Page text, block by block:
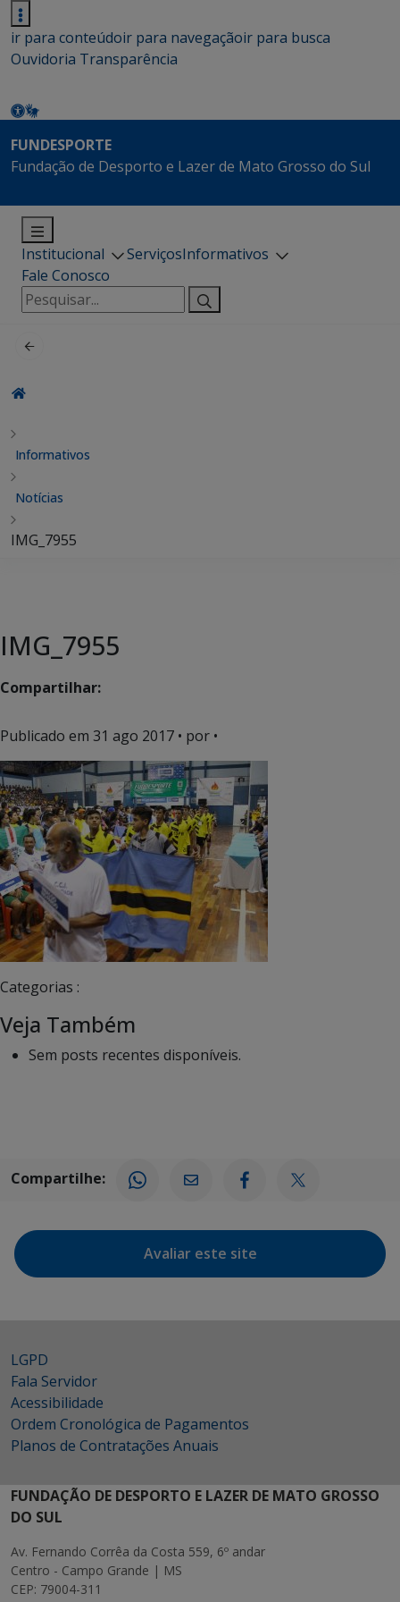
ir para conteúdoir para navegaçãoir para busca
Ouvidoria Transparência
FUNDESPORTE
Fundação de Desporto e Lazer de Mato Grosso do Sul
Institucional ServiçosInformativos
Fale Conosco
Pesquisar
por:
Informativos
Notícias
IMG_7955
IMG_7955
Compartilhar:
Publicado em 31 ago 2017 • por •
Categorias :
Veja Também
Sem posts recentes disponíveis.
Compartilhe:
Avaliar este site
LGPD
Fala Servidor
Acessibilidade
Ordem Cronológica de Pagamentos
Planos de Contratações Anuais
FUNDAÇÃO DE DESPORTO E LAZER DE MATO GROSSO
DO SUL
Av. Fernando Corrêa da Costa 559, 6º andar
Centro - Campo Grande | MS
CEP: 79004-311